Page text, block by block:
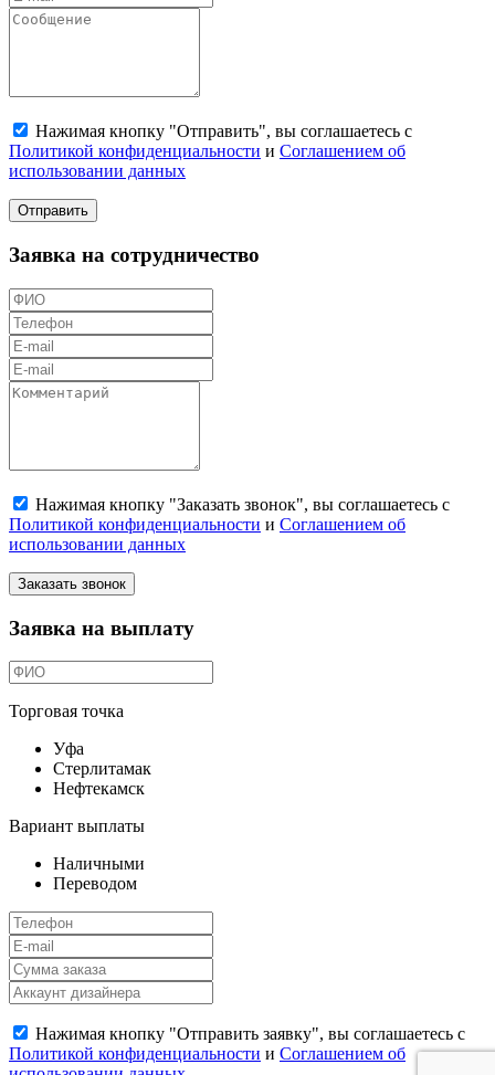
Нажимая кнопку "Отправить", вы соглашаетесь с
Политикой конфиденциальности и Соглашением об
использовании данных
Отправить
Заявка на сотрудничество
Нажимая кнопку "Заказать звонок", вы соглашаетесь с
Политикой конфиденциальности и Соглашением об
использовании данных
Заказать звонок
Заявка на выплату
Торговая точка
Уфа
Стерлитамак
Нефтекамск
Вариант выплаты
Наличными
Переводом
Нажимая кнопку "Отправить заявку", вы соглашаетесь с
Политикой конфиденциальности и Соглашением об